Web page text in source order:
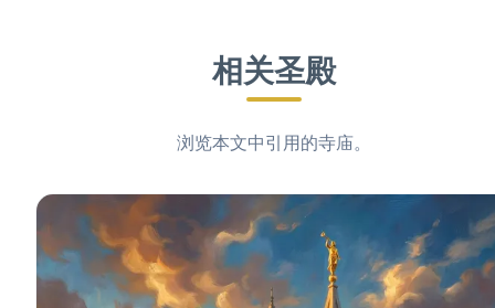
相关圣殿
浏览本文中引用的寺庙。